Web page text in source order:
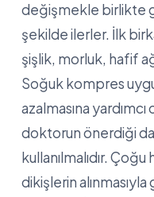
değişmekle birlikte
şekilde ilerler. İlk
şişlik, morluk, hafif
Soğuk kompres
azalmasına
doktorun önerdiği
kullanılmalıdır.
dikişlerin